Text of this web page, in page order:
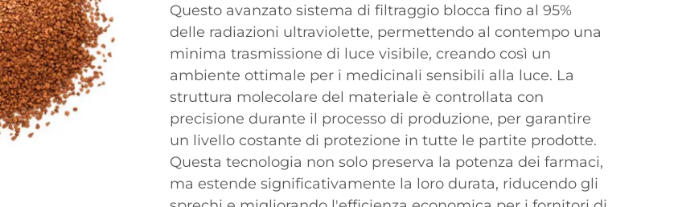
Questo avanzato sistema di filtraggio blocca fino al 95%
delle radiazioni ultraviolette, permettendo al contempo una
minima trasmissione di luce visibile, creando così un
ambiente ottimale per i medicinali sensibili alla luce. La
struttura molecolare del materiale è controllata con
precisione durante il processo di produzione, per garantire
un livello costante di protezione in tutte le partite prodotte.
Questa tecnologia non solo preserva la potenza dei farmaci,
ma estende significativamente la loro durata, riducendo gli